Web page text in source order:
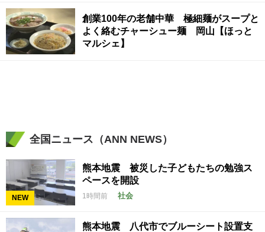
創業100年の老舗中華 極細麺がスープと
よく絡むチャーシュー麺 岡山【ほっと
マルシェ】
全国ニュース（ANN NEWS）
NEW
熊本地震 被災した子どもたちの勉強ス
ペースを開設
1時間前 社会
熊本地震 八代市でブルーシート設置支